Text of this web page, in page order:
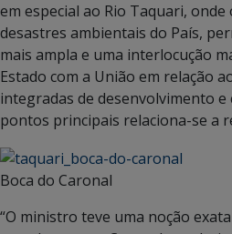
em especial ao Rio Taquari,
desastres ambientais do País,
mais ampla e uma interlocução
Estado com a União em relação
integradas de desenvolvimento e
pontos principais relaciona-se a
Boca do Caronal
“O ministro teve uma noção